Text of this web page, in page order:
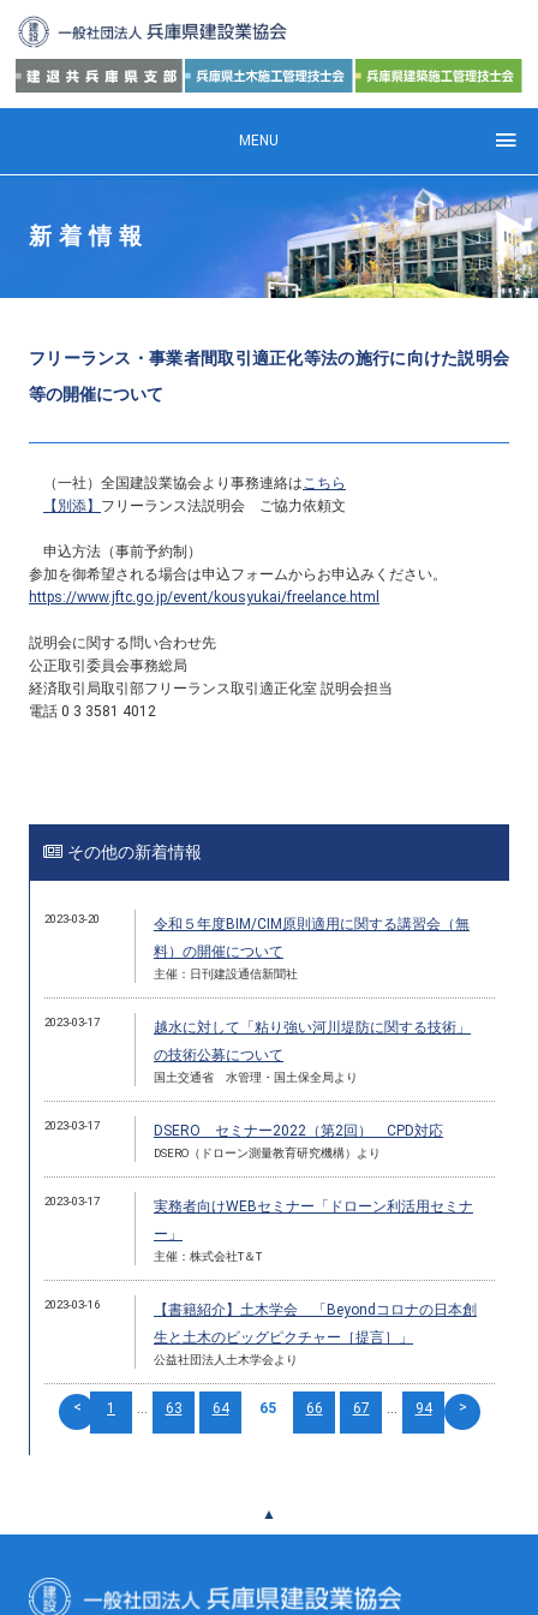
MENU
新着情報
フリーランス・事業者間取引適正化等法の施行に向けた説明会
等の開催について
（一社）全国建設業協会より事務連絡はこちら
【別添】 フリーランス法説明会 ご協力依頼文
申込方法（事前予約制）
参加を御希望される場合は申込フォームからお申込みください。
https://www.jftc.go.jp/event/kousyukai/freelance.html
説明会に関する問い合わせ先
公正取引委員会事務総局
経済取引局取引部フリーランス取引適正化室 説明会担当
電話 0 3 3581 4012
その他の新着情報
2023-03-20
令和５年度BIM/CIM原則適用に関する講習会（無
料）の開催について
主催：日刊建設通信新聞社
2023-03-17
越水に対して「粘り強い河川堤防に関する技術」
の技術公募について
国土交通省 水管理・国土保全局より
2023-03-17 DSERO セミナー2022（第2回） CPD対応
DSERO（ドローン測量教育研究機構）より
2023-03-17
実務者向けWEBセミナー「ドローン利活用セミナ
ー」
主催：株式会社T＆T
2023-03-16
【書籍紹介】土木学会 「Beyondコロナの日本創
生と土木のビッグピクチャー［提言］」
公益社団法人土木学会より
< 1 ... 63 64 65 66 67 ... 94 >
▲